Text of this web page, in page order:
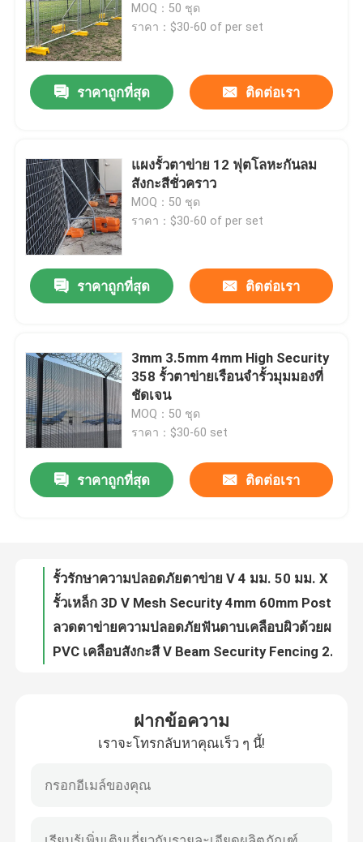
บ้าน
สินค้า
วิดีโอ
ทัวร์โรงงาน
ควบคุมคุณภาพ
แผงรั้วตาข่าย
รั้วตาข่ายความปลอดภัยสูง
MOQ：50 ชุด
ราคา：$30-60 of per set
ราคาถูกที่สุด ติดต่อเรา
แผงรั้วตาข่าย 12 ฟุตโลหะกันลม
สังกะสีชั่วคราว
MOQ：50 ชุด
ราคา：$30-60 of per set
ราคาถูกที่สุด ติดต่อเรา
3mm 3.5mm 4mm High Security
358 รั้วตาข่ายเรือนจำรั้วมุมมองที่
ชัดเจน
MOQ：50 ชุด
ราคา：$30-60 set
ราคาถูกที่สุด ติดต่อเรา
รั้วรักษาความปลอดภัยตาข่าย V 4 มม. 50 มม. X 200 มม. สีขาว
รั้วตาข่าย วีเมช 4มม. 3000มม. 2500มม
3D Welded V Mesh Security Fencing PVC Coated Galvanized
ฝากข้อความ
เราจะโทรกลับหาคุณเร็ว ๆ นี้!